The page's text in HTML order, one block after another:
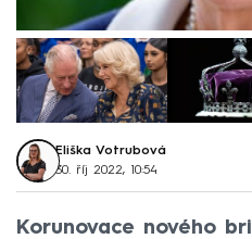
Eliška Votrubová
30. říj 2022, 10:54
Korunovace nového